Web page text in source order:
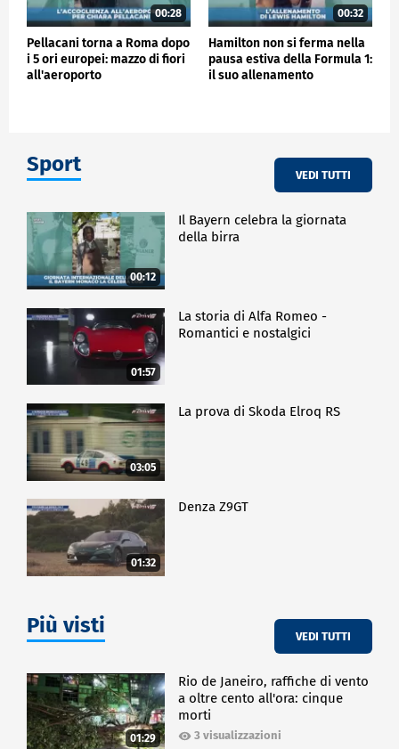
00:28
Pellacani torna a Roma dopo
i 5 ori europei: mazzo di fiori
all'aeroporto
00:32
Hamilton non si ferma nella
pausa estiva della Formula 1:
il suo allenamento
Sport VEDI TUTTI
00:12
Il Bayern celebra la giornata
della birra
01:57
La storia di Alfa Romeo -
Romantici e nostalgici
03:05
La prova di Skoda Elroq RS
01:32
Denza Z9GT
Più visti VEDI TUTTI
01:29
Rio de Janeiro, raffiche di vento
a oltre cento all'ora: cinque
morti
3 visualizzazioni